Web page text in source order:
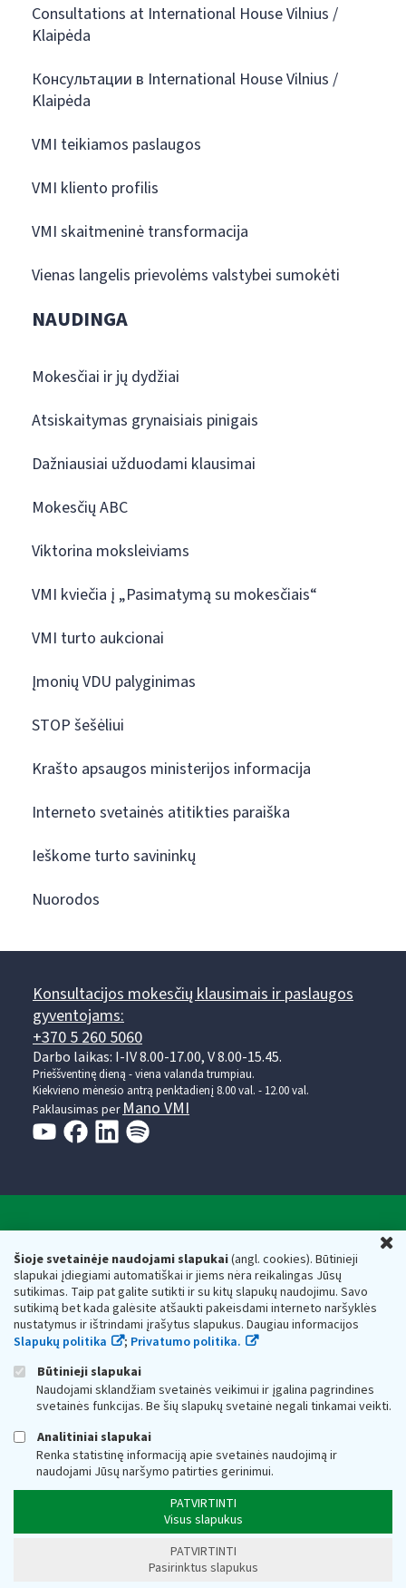
Šioje svetainėje naudojami slapukai(angl. cookies). Būtinieji
slapukai įdiegiami automatiškai ir jiems nėra reikalingas Jūsų
sutikimas. Taip pat galite sutikti ir su kitų slapukų naudojimu. Savo
sutikimą bet kada galėsite atšaukti pakeisdami interneto naršyklės
nustatymus ir ištrindami įrašytus slapukus. Daugiau informacijos
Slapukų politika
; Privatumo politika.
Būtinieji slapukai
Naudojami sklandžiam svetainės veikimui ir įgalina pagrindines
svetainės funkcijas. Be šių slapukų svetainė negali tinkamai veikti.
Analitiniai slapukai
Renka statistinę informaciją apie svetainės naudojimą ir
naudojami Jūsų naršymo patirties gerinimui.
PATVIRTINTI
Visus slapukus
PATVIRTINTI
Pasirinktus slapukus
Consultations at International House Vilnius /
Klaipėda
Консультации в International House Vilnius /
Klaipėda
VMI teikiamos paslaugos
VMI kliento profilis
VMI skaitmeninė transformacija
Vienas langelis prievolėms valstybei sumokėti
NAUDINGA
Mokesčiai ir jų dydžiai
Atsiskaitymas grynaisiais pinigais
Dažniausiai užduodami klausimai
Mokesčių ABC
Viktorina moksleiviams
VMI kviečia į „Pasimatymą su mokesčiais“
VMI turto aukcionai
Įmonių VDU palyginimas
STOP šešėliui
Krašto apsaugos ministerijos informacija
Interneto svetainės atitikties paraiška
Ieškome turto savininkų
Nuorodos
Konsultacijos mokesčių klausimais ir paslaugos
gyventojams:
+370 5 260 5060
Darbo laikas: I-IV 8.00-17.00, V 8.00-15.45.
Prieššventinę dieną - viena valanda trumpiau.
Kiekvieno mėnesio antrą penktadienį 8.00 val. - 12.00 val.
Paklausimas per Mano VMI
Respublikos finansų ministerijos
Biudžetinė įstaiga. Juridinio asmens kodas — 188659752,
adresas: Vasario 16-osios g. 14, 01107 Vilnius, Lietuva, el.paštas:
vmi@vmi.lt, E. pristatymo dėžutės adresas 188659752
Duomenys apie Valstybinę mokesčių inspekciją prie Lietuvos
Respublikos finansų ministerijos kaupiami ir saugomi Juridinių